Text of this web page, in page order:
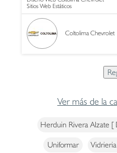
Sitios Web Estáticos
Coltolima Chevrolet
Ver más de la
Herduin Rivera Alzate [
Uniformar